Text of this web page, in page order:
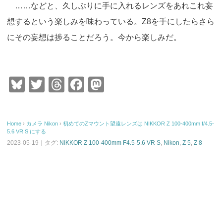
……などと、久しぶりに手に入れるレンズをあれこれ妄
想するという楽しみを味わっている。Z8を手にしたらさら
にその妄想は捗ることだろう。今から楽しみだ。
Bl
sk
y
T
er
T
a
d
F
b
st
o
d
Home › カメラ Nikon › 初めてのZマウント望遠レンズは NIKKOR Z 100-400mm f/4.5-
5.6 VR S にする
2023-05-19｜タグ: NIKKOR Z 100-400mm F4.5-5.6 VR S, Nikon, Z 5, Z 8